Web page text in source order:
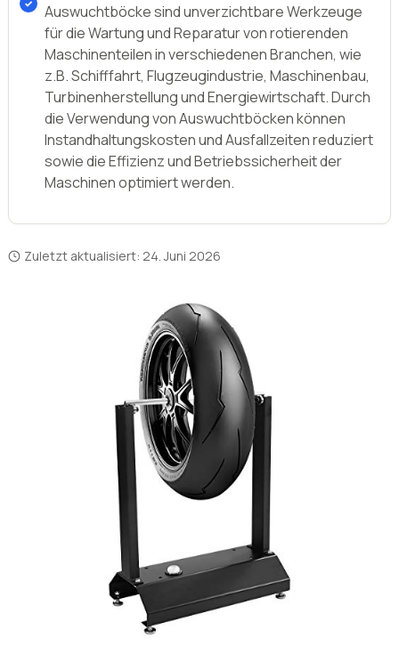
Auswuchtböcke sind unverzichtbare Werkzeuge
für die Wartung und Reparatur von rotierenden
Maschinenteilen in verschiedenen Branchen, wie
z.B. Schifffahrt, Flugzeugindustrie, Maschinenbau,
Turbinenherstellung und Energiewirtschaft. Durch
die Verwendung von Auswuchtböcken können
Instandhaltungskosten und Ausfallzeiten reduziert
sowie die Effizienz und Betriebssicherheit der
Maschinen optimiert werden.
Zuletzt aktualisiert: 24. Juni 2026